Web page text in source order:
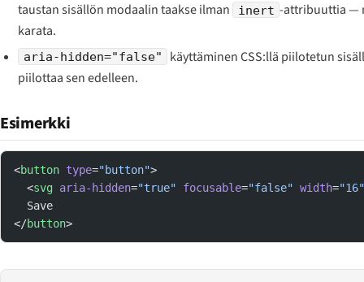
taustan sisällön modaalin taakse ilman
inert -attribuuttia —
karata.
aria-hidden="false"
käyttäminen CSS:llä piilotetun
piilottaa sen edelleen.
Esimerkki
<button type="button">
  <
svg aria-hidden="true" focusable="false" width="16"
  Save
</button>